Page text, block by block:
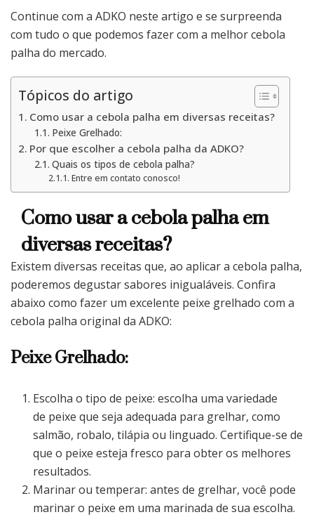
Continue com a ADKO neste artigo e se surpreenda
com tudo o que podemos fazer com a melhor cebola
palha do mercado.
Tópicos do artigo
Como usar a cebola palha em diversas receitas?
Peixe Grelhado:
Por que escolher a cebola palha da ADKO?
Quais os tipos de cebola palha?
Entre em contato conosco!
Como usar a cebola palha em
diversas receitas?
Existem diversas receitas que, ao aplicar a cebola palha,
poderemos degustar sabores inigualáveis. Confira
abaixo como fazer um excelente peixe grelhado com a
cebola palha original da ADKO:
Peixe Grelhado:
Escolha o tipo de peixe: escolha uma variedade
de peixe que seja adequada para grelhar, como
salmão, robalo, tilápia ou linguado. Certifique-se de
que o peixe esteja fresco para obter os melhores
resultados.
Marinar ou temperar: antes de grelhar, você pode
marinar o peixe em uma marinada de sua escolha.